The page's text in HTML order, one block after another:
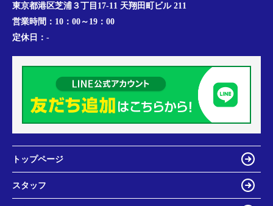
東京都港区芝浦３丁目17-11 天翔田町ビル 211
営業時間： 10：00～19：00
定休日： -
トップページ
スタッフ